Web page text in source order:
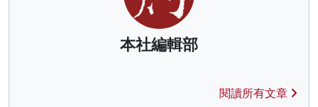
本社編輯部
閱讀所有文章